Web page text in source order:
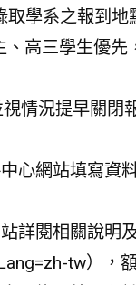
學系之報到地
高三學生優先
情況提早關閉
心網站填寫資
詳閱相關說明
tw），